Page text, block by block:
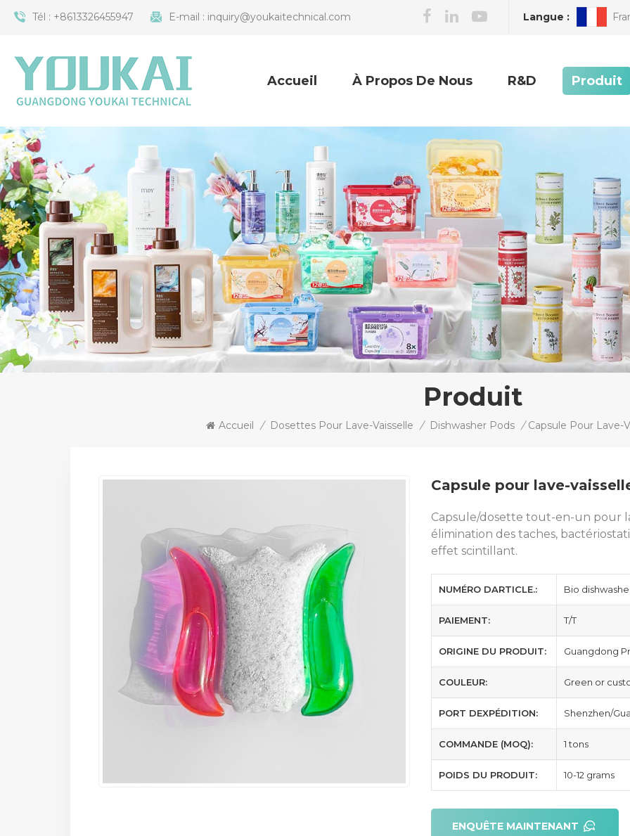
Tél : +8613326455947 E-mail : inquiry@youkaitechnical.com Langue :
Accueil À Propos De Nous R&D Produit
Produit
Accueil / Dosettes Pour Lave-Vaisselle / Dishwasher Pods /
Capsule pour lave-
Capsule/dosette tout-en-un pour
élimination des taches,
effet scintillant.
NUMÉRO DARTICLE.: Bio
PAIEMENT: T/T
ORIGINE DU PRODUIT: Guangdong
COULEUR: Green or
PORT DEXPÉDITION: Shenzhen/
COMMANDE (MOQ): 1 tons
POIDS DU PRODUIT: 10-12 grams
ENQUÊTE MAINTENANT